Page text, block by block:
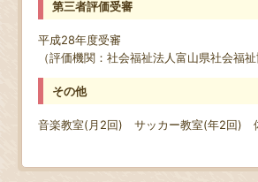
第三者評価受審
平成28年度受審
（評価機関：社会福祉法人富山県社会福祉
その他
音楽教室(月2回) サッカー教室(年2回)